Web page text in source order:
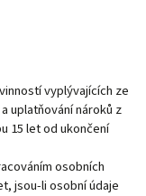
vyplývajících ze
uplatňování nároků z
15 let od ukončení
osobních
jsou-li osobní údaje